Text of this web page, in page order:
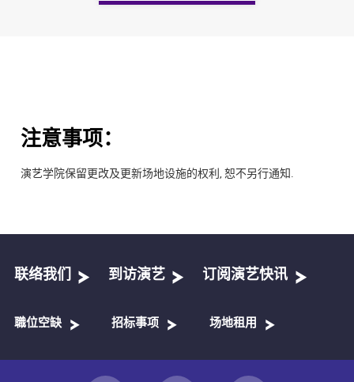
注意事项：
演艺学院保留更改及更新场地设施的权利, 恕不另行通知.
联络我们 到访演艺 订阅演艺快讯
職位空缺 招标事项 场地租用